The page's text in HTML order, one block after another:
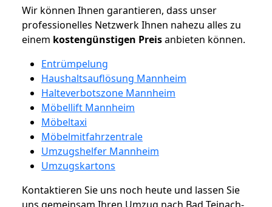
Wir können Ihnen garantieren, dass unser
professionelles Netzwerk Ihnen nahezu alles zu
einem kostengünstigen Preisanbieten können.
Entrümpelung
Haushaltsauflösung Mannheim
Halteverbotszone Mannheim
Möbellift Mannheim
Möbeltaxi
Möbelmitfahrzentrale
Umzugshelfer Mannheim
Umzugskartons
Kontaktieren Sie uns noch heute und lassen Sie
uns gemeinsam Ihren Umzug nach Bad Teinach-